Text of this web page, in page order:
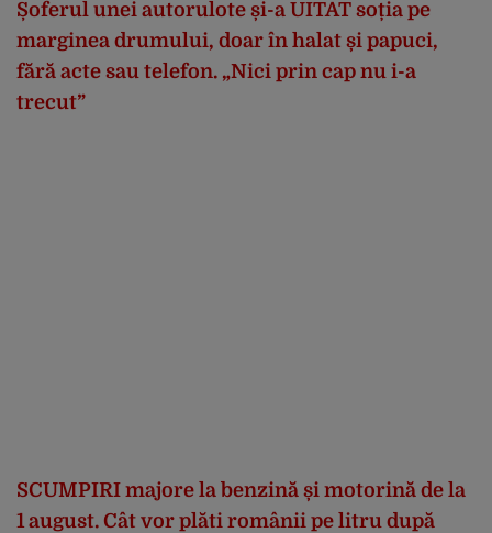
Șoferul unei autorulote și-a UITAT soția pe
marginea drumului, doar în halat și papuci,
fără acte sau telefon. „Nici prin cap nu i-a
trecut”
SCUMPIRI majore la benzină și motorină de la
1 august. Cât vor plăti românii pe litru după